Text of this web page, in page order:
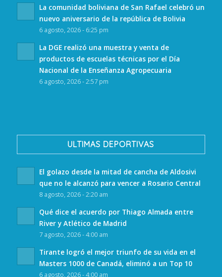
La comunidad boliviana de San Rafael celebró un
nuevo aniversario de la república de Bolivia
6 agosto, 2026 - 6:25 pm
La DGE realizó una muestra y venta de
productos de escuelas técnicas por el Día
Nacional de la Enseñanza Agropecuaria
6 agosto, 2026 - 2:57 pm
ULTIMAS DEPORTIVAS
El golazo desde la mitad de cancha de Aldosivi
que no le alcanzó para vencer a Rosario Central
8 agosto, 2026 - 2:20 am
Qué dice el acuerdo por Thiago Almada entre
River y Atlético de Madrid
7 agosto, 2026 - 4:00 am
Tirante logró el mejor triunfo de su vida en el
Masters 1000 de Canadá, eliminó a un Top 10
6 agosto, 2026 - 4:00 am